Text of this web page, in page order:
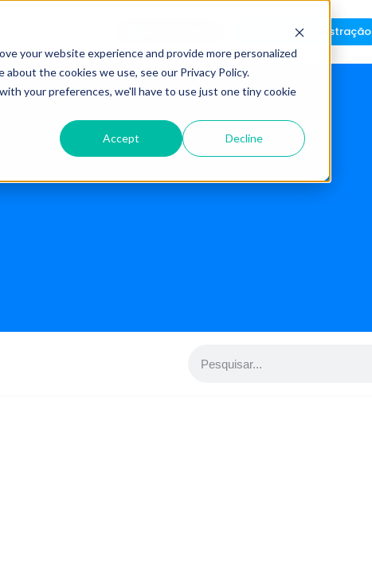
your website experience and provide more personalized
the cookies we use, see our Privacy Policy.
your preferences, we'll have to use just one tiny cookie
Accept Decline
Agendar demonstração